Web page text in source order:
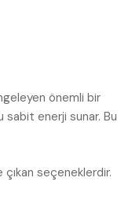
önemli bir
sabit enerji sunar. Bu
seçeneklerdir.